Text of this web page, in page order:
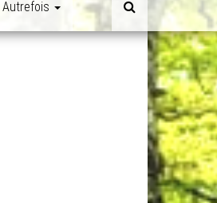
Autrefois